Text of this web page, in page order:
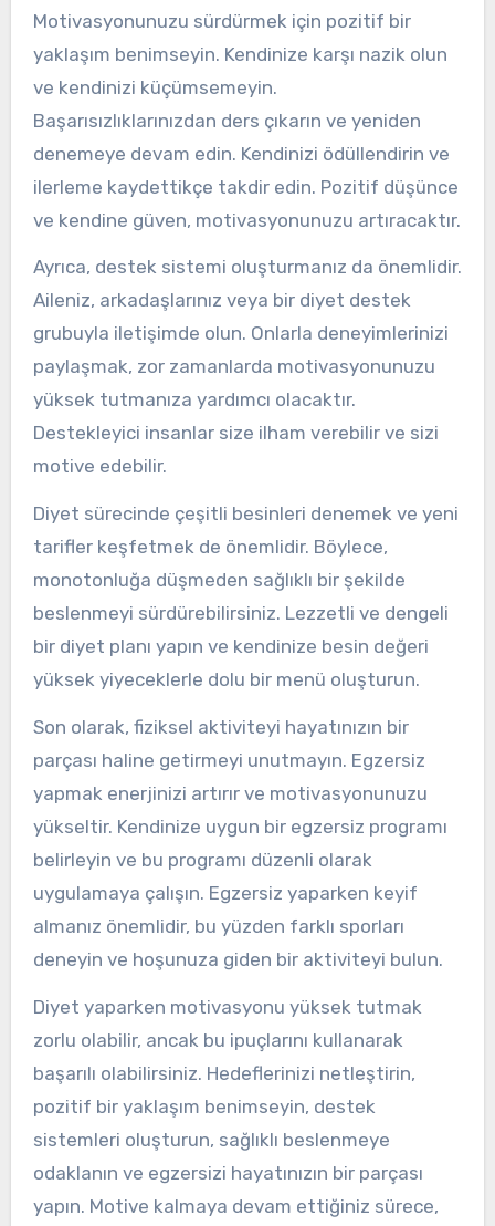
Motivasyonunuzu sürdürmek için pozitif bir
yaklaşım benimseyin. Kendinize karşı nazik olun
ve kendinizi küçümsemeyin.
Başarısızlıklarınızdan ders çıkarın ve yeniden
denemeye devam edin. Kendinizi ödüllendirin ve
ilerleme kaydettikçe takdir edin. Pozitif düşünce
ve kendine güven, motivasyonunuzu artıracaktır.
Ayrıca, destek sistemi oluşturmanız da önemlidir.
Aileniz, arkadaşlarınız veya bir diyet destek
grubuyla iletişimde olun. Onlarla deneyimlerinizi
paylaşmak, zor zamanlarda motivasyonunuzu
yüksek tutmanıza yardımcı olacaktır.
Destekleyici insanlar size ilham verebilir ve sizi
motive edebilir.
Diyet sürecinde çeşitli besinleri denemek ve yeni
tarifler keşfetmek de önemlidir. Böylece,
monotonluğa düşmeden sağlıklı bir şekilde
beslenmeyi sürdürebilirsiniz. Lezzetli ve dengeli
bir diyet planı yapın ve kendinize besin değeri
yüksek yiyeceklerle dolu bir menü oluşturun.
Son olarak, fiziksel aktiviteyi hayatınızın bir
parçası haline getirmeyi unutmayın. Egzersiz
yapmak enerjinizi artırır ve motivasyonunuzu
yükseltir. Kendinize uygun bir egzersiz programı
belirleyin ve bu programı düzenli olarak
uygulamaya çalışın. Egzersiz yaparken keyif
almanız önemlidir, bu yüzden farklı sporları
deneyin ve hoşunuza giden bir aktiviteyi bulun.
Diyet yaparken motivasyonu yüksek tutmak
zorlu olabilir, ancak bu ipuçlarını kullanarak
başarılı olabilirsiniz. Hedeflerinizi netleştirin,
pozitif bir yaklaşım benimseyin, destek
sistemleri oluşturun, sağlıklı beslenmeye
odaklanın ve egzersizi hayatınızın bir parçası
yapın. Motive kalmaya devam ettiğiniz sürece,